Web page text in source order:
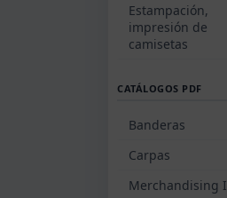
Estampación,
impresión de
camisetas
CATÁLOGOS PDF
Banderas
Carpas
Merchandising I